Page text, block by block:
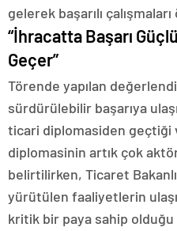
gelerek başarılı
“İhracatta Başarı
Geçer”
Törende yapılan
sürdürülebilir başarıya
ticari diplomasiden geçtiği
diplomasinin artık çok
belirtilirken, Ticaret
yürütülen faaliyetlerin
kritik bir paya sahip